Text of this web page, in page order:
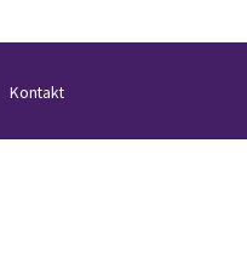
Kontakt